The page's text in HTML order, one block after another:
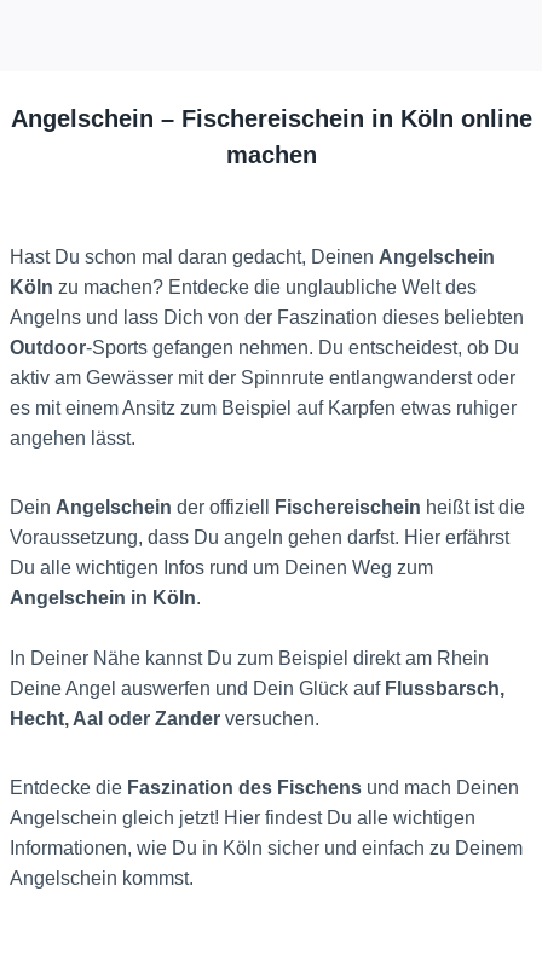
Angelschein – Fischereischein in Köln online
machen
Hast Du schon mal daran gedacht, Deinen Angelschein
Köln zu machen? Entdecke die unglaubliche Welt des
Angelns und lass Dich von der Faszination dieses beliebten
Outdoor-Sports gefangen nehmen. Du entscheidest, ob Du
aktiv am Gewässer mit der Spinnrute entlangwanderst oder
es mit einem Ansitz zum Beispiel auf Karpfen etwas ruhiger
angehen lässt.
Dein Angelschein der offiziell Fischereischein heißt ist die
Voraussetzung, dass Du angeln gehen darfst. Hier erfährst
Du alle wichtigen Infos rund um Deinen Weg zum
Angelschein in Köln.
In Deiner Nähe kannst Du zum Beispiel direkt am Rhein
Deine Angel auswerfen und Dein Glück auf Flussbarsch,
Hecht, Aal oder Zander versuchen.
Entdecke die Faszination des Fischens und mach Deinen
Angelschein gleich jetzt! Hier findest Du alle wichtigen
Informationen, wie Du in Köln sicher und einfach zu Deinem
Angelschein kommst.